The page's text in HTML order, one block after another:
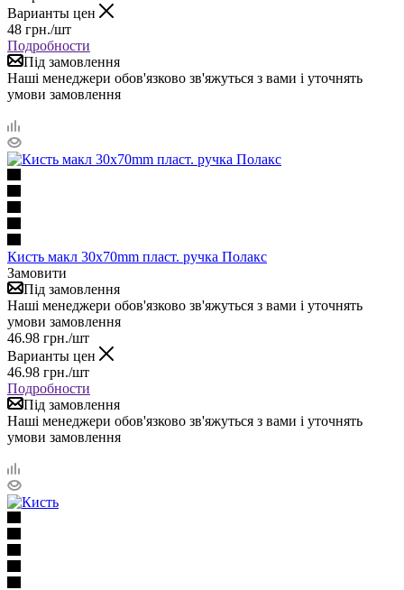
Варианты цен
48 грн./шт
Подробности
Під замовлення
Наші менеджери обов'язково зв'яжуться з вами і уточнять
умови замовлення
Кисть макл 30х70mm пласт. ручка Полакс
Замовити
Під замовлення
Наші менеджери обов'язково зв'яжуться з вами і уточнять
умови замовлення
46.98 грн./шт
Варианты цен
46.98 грн./шт
Подробности
Під замовлення
Наші менеджери обов'язково зв'яжуться з вами і уточнять
умови замовлення